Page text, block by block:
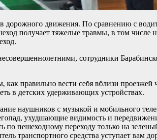
дорожного движения. По сравнению с
получает тяжелые травмы, в том
сотрудники
правильно вести себя вблизи
в детских удерживающих устройствах.
наушников с музыкой и мобильного
ухудшающие видимость и
пешеходному переходу только на
транспортного средства уступает вам